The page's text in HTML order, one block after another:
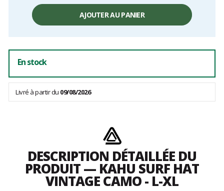
unitaire,
AJOUTER AU PANIER
En stock
Livré à partir du 09/08/2026
DESCRIPTION DÉTAILLÉE DU
PRODUIT — KAHU SURF HAT
VINTAGE CAMO - L-XL